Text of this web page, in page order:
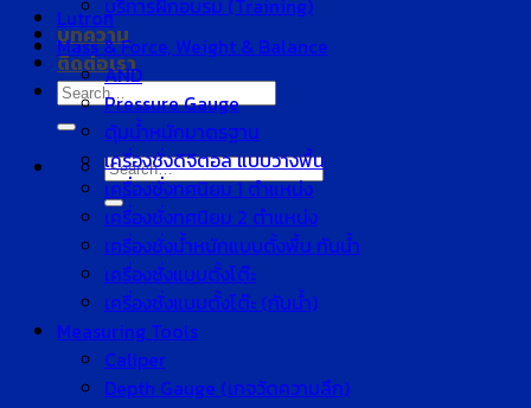
บริการฝึกอบรม (Training)
บทความ
ติดต่อเรา
Search
for:
Search
for:
Lutron
Mass & Force, Weight & Balance
AND
Pressure Gauge
ตุ้มน้ำหนักมาตรฐาน
เครื่องชั่งดิจิตอล แบบวางพื้น
เครื่องชั่งทศนิยม 1 ตำแหน่ง
เครื่องชั่งทศนิยม 2 ตำแหน่ง
เครื่องชั่งน้ำหนักแบบตั้งพื้น กันน้ำ
เครื่องชั่งแบบตั้งโต๊ะ
เครื่องชั่งแบบตั้งโต๊ะ (กันน้ำ)
Measuring Tools
Caliper
Depth Gauge (เกจวัดความลึก)